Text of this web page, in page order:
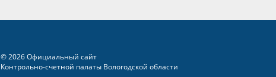
© 2026 Официальный сайт
Контрольно-счетной палаты Вологодской области